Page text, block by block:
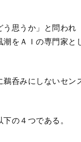
呑みにしないセンス
の４つである。